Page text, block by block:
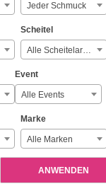
Jeder Schmuck
Scheitel
Alle Scheitelarten
Event
Alle Events
Marke
Alle Marken
ANWENDEN